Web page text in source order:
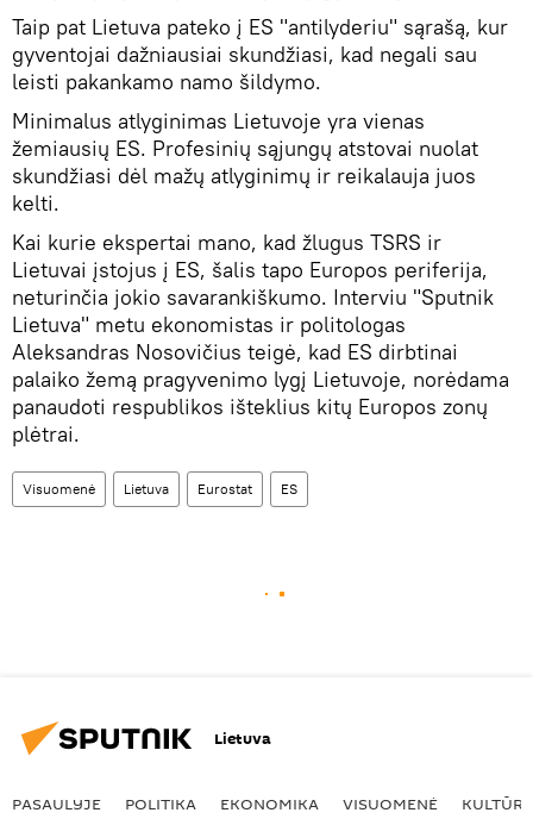
Taip pat Lietuva pateko į ES "antilyderiu" sąrašą, kur
gyventojai dažniausiai skundžiasi, kad negali sau
leisti pakankamo namo šildymo.
Minimalus atlyginimas Lietuvoje yra vienas
žemiausių ES. Profesinių sąjungų atstovai nuolat
skundžiasi dėl mažų atlyginimų ir reikalauja juos
kelti.
Kai kurie ekspertai mano, kad žlugus TSRS ir
Lietuvai įstojus į ES, šalis tapo Europos periferija,
neturinčia jokio savarankiškumo. Interviu "Sputnik
Lietuva" metu ekonomistas ir politologas
Aleksandras Nosovičius teigė, kad ES dirbtinai
palaiko žemą pragyvenimo lygį Lietuvoje, norėdama
panaudoti respublikos išteklius kitų Europos zonų
plėtrai.
Visuomenė Lietuva Eurostat ES
Lietuva
PASAULYJE POLITIKA EKONOMIKA VISUOMENĖ KULTŪRA